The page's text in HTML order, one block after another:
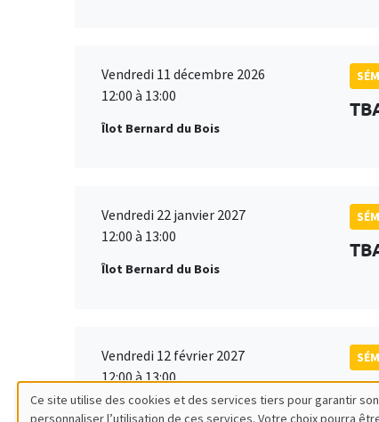
Vendredi 11 décembre 2026
12:00 à 13:00
Îlot Bernard du Bois
Vendredi 22 janvier 2027
12:00 à 13:00
Îlot Bernard du Bois
Vendredi 12 février 2027
12:00 à 13:00
Îlot Bernard du Bois
Ce site utilise des cookies et des services tiers pour garantir
personnaliser l’utilisation de ces services. Votre choix pourra